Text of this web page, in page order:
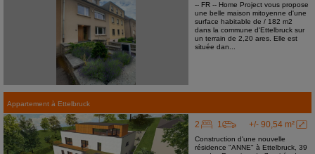
-- FR -- Home Project vous propose
une belle maison mitoyenne d'une
surface habitable de / 182 m2
dans la commune d'Ettelbruck sur
un terrain de 2,20 ares. Elle est
située dan...
Appartement à Ettelbruck
+/- 90,54 m²
2 1
Construction d'une nouvelle
résidence "ANNE" à Ettelbruck, 39